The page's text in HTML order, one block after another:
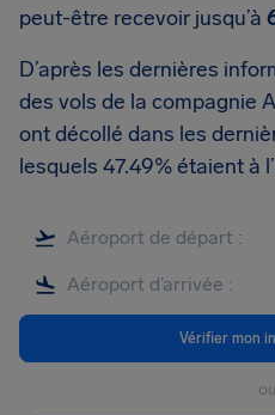
peut-être recevoir jusqu’à
D’après les dernières
des vols de la compagnie
ont décollé dans les
lesquels 47.49% étaient à
Vérifier mon
ou